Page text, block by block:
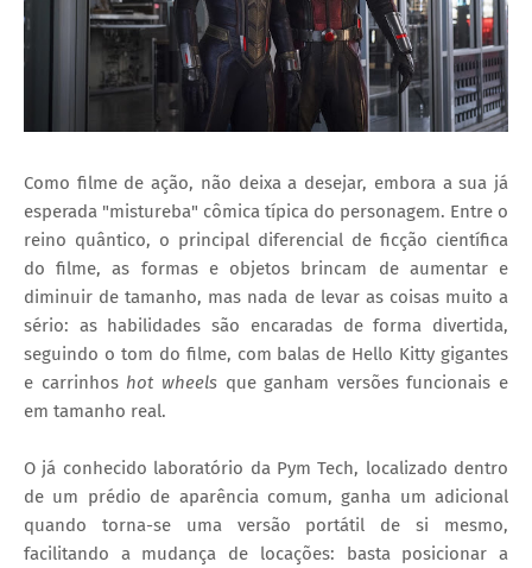
Como filme de ação, não deixa a desejar, embora a sua já
esperada "mistureba" cômica típica do personagem. Entre o
reino quântico, o principal diferencial de ficção científica
do filme, as formas e objetos brincam de aumentar e
diminuir de tamanho, mas nada de levar as coisas muito a
sério: as habilidades são encaradas de forma divertida,
seguindo o tom do filme, com balas de Hello Kitty gigantes
e carrinhos hot wheelsque ganham versões funcionais e
em tamanho real.
O já conhecido laboratório da Pym Tech, localizado dentro
de um prédio de aparência comum, ganha um adicional
quando torna-se uma versão portátil de si mesmo,
facilitando a mudança de locações: basta posicionar a